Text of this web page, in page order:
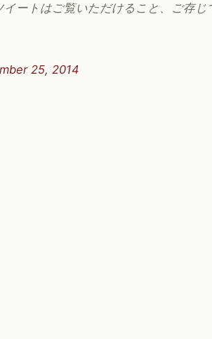
ートはご覧いただけること、ご存
25, 2014